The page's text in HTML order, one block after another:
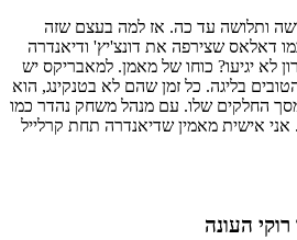
ותלושה עד כה. אז למה בעצם שזה
דאלאס שצירפה את דונצ'יץ' ודיאנדרה
לא יגיעו? כוחו של מאמן. למאבריקס יש
בליגה. כל זמן שהם לא בטנקינג, הוא
מסך החלקים שלו. עם מנהל משחק נהדר כמו
אני אישית מאמין שדיאנדרה תחת קרלייל